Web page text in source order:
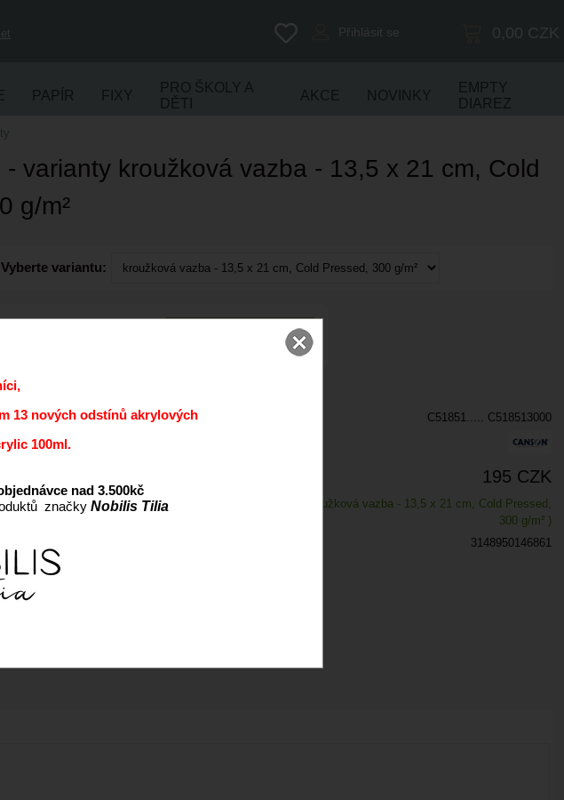
0,00 CZK
Přihlásit se
PAPÍR FIXY
PRO ŠKOLY A
DĚTI
AKCE NOVINKY
EMPTY
DIAREZ
varianty kroužková vazba - 13,5 x 21 cm, Cold
g/m²
Vyberte variantu:
Přidat do oblíbených
C51851..... C518513000
195 CZK
( kroužková vazba - 13,5 x 21 cm, Cold Pressed,
300 g/m² )
3148950146861
13 nových odstínů akrylových
100ml.
nad 3.500kč
značky Nobilis Tilia